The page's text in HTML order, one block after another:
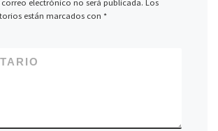
electrónico no será publicada. Los
están marcados con *